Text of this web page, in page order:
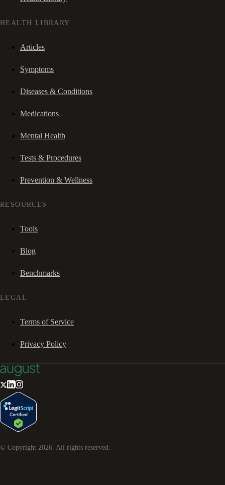
HEALTH LIBRARY
Articles
Symptoms
Diseases & Conditions
Medications
Mental Health
Tests & Procedures
Prevention & Wellness
RESOURCES
Tools
Blog
Benchmarks
LEGAL
Terms of Service
Privacy Policy
© Copyright 2026 . All rights reserved.